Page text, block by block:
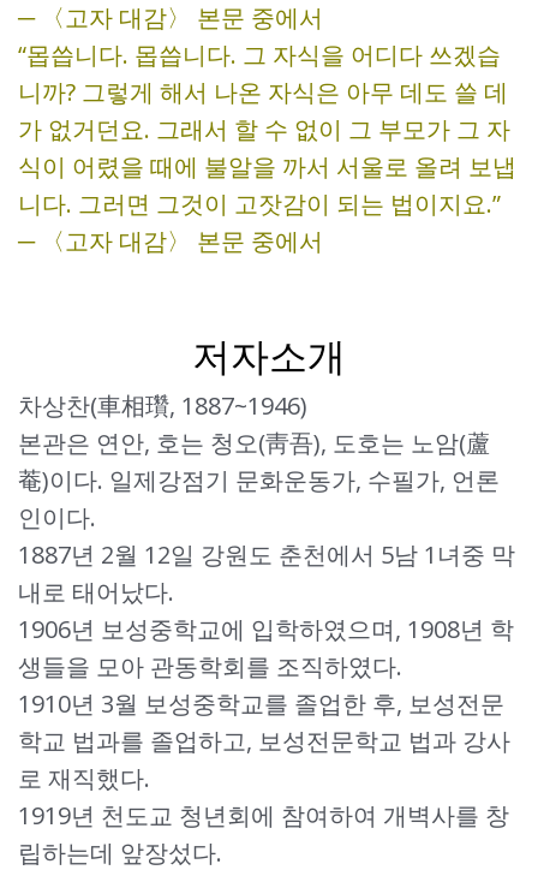
─ 〈고자 대감〉 본문 중에서
“몹씁니다. 몹씁니다. 그 자식을 어디다 쓰겠습
니까? 그렇게 해서 나온 자식은 아무 데도 쓸 데
가 없거던요. 그래서 할 수 없이 그 부모가 그 자
식이 어렸을 때에 불알을 까서 서울로 올려 보냅
니다. 그러면 그것이 고잣감이 되는 법이지요.”
─ 〈고자 대감〉 본문 중에서
저자소개
차상찬(車相瓚, 1887~1946)
본관은 연안, 호는 청오(靑吾), 도호는 노암(蘆
菴)이다. 일제강점기 문화운동가, 수필가, 언론
인이다.
1887년 2월 12일 강원도 춘천에서 5남 1녀중 막
내로 태어났다.
1906년 보성중학교에 입학하였으며, 1908년 학
생들을 모아 관동학회를 조직하였다.
1910년 3월 보성중학교를 졸업한 후, 보성전문
학교 법과를 졸업하고, 보성전문학교 법과 강사
로 재직했다.
1919년 천도교 청년회에 참여하여 개벽사를 창
립하는데 앞장섰다.